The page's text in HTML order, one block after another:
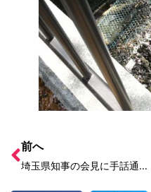
前へ
埼玉県知事の会見に手話通訳を付けてほしい